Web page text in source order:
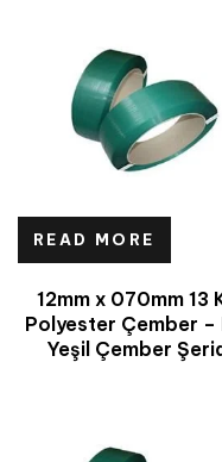
READ MORE
12mm x 070mm 13
Polyester Çember –
Yeşil Çember